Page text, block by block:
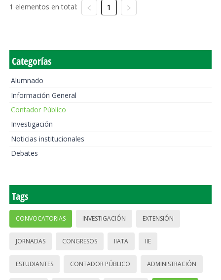
1 elementos en total: 1
Categorías
Alumnado
Información General
Contador Público
Investigación
Noticias institucionales
Debates
Tags
CONVOCATORIAS INVESTIGACIÓN EXTENSIÓN
JORNADAS CONGRESOS IIATA IIE
ESTUDIANTES CONTADOR PÚBLICO ADMINISTRACIÓN